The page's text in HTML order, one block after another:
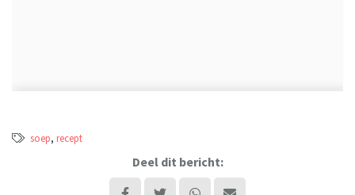
soep, recept
Deel dit bericht: